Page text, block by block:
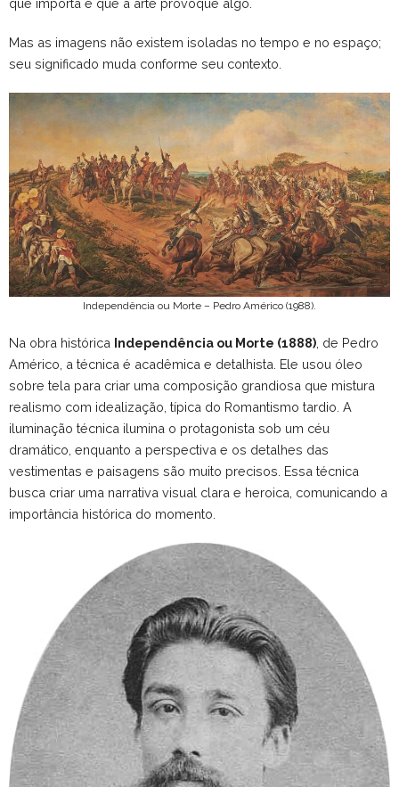
que importa é que a arte provoque algo.
Mas as imagens não existem isoladas no tempo e no espaço;
seu significado muda conforme seu contexto.
Independência ou Morte – Pedro Américo (1988).
Na obra histórica Independência ou Morte (1888) , de Pedro
Américo, a técnica é acadêmica e detalhista. Ele usou óleo
sobre tela para criar uma composição grandiosa que mistura
realismo com idealização, típica do Romantismo tardio. A
iluminação técnica ilumina o protagonista sob um céu
dramático, enquanto a perspectiva e os detalhes das
vestimentas e paisagens são muito precisos. Essa técnica
busca criar uma narrativa visual clara e heroica, comunicando a
importância histórica do momento.